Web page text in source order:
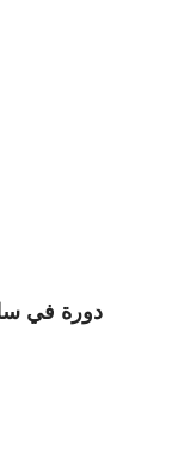
دورة في